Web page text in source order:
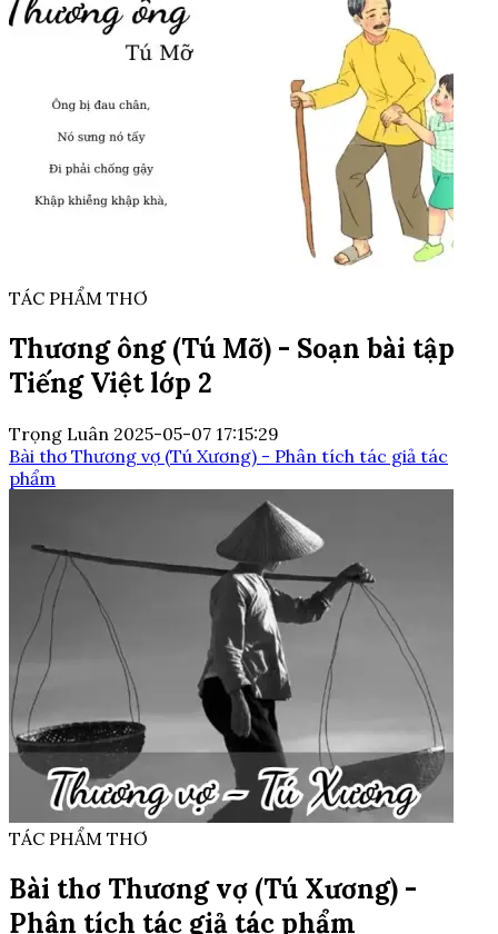
TÁC PHẨM THƠ
Thương ông (Tú Mỡ) - Soạn bài tập
Tiếng Việt lớp 2
Trọng Luân 2025-05-07 17:15:29
Bài thơ Thương vợ (Tú Xương) - Phân tích tác giả tác
phẩm
TÁC PHẨM THƠ
Bài thơ Thương vợ (Tú Xương) -
Phân tích tác giả tác phẩm